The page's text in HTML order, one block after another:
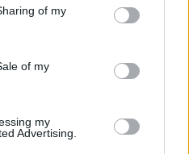
behaviour. You may click to
and its third-party tags to
purposes in below Google
of my
of my
my
Advertising.
Ιατρικό Σύλλογο
της δημόσιας
στον Άλιμο –
– Είχε
ελεύθερος